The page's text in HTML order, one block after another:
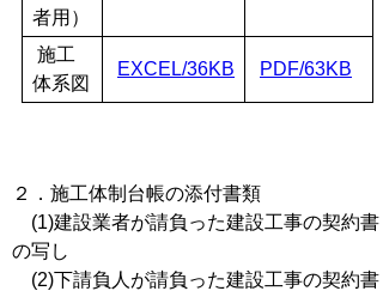
者用）
施工
体系図
EXCEL/36KB PDF/63KB
２．施工体制台帳の添付書類
(1)建設業者が請負った建設工事の契約書
の写し
(2)下請負人が請負った建設工事の契約書